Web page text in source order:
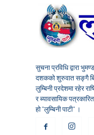
सुचना प्रविधि द्वारा
दशकको शुरुवात सङ्गै
लुम्बिनी प्रदेशमा रहेर
र ब्यावसायिक
हो "लुम्बिनी पाटी" ।